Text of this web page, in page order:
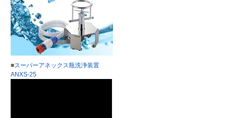
■スーパーアネックス瓶洗浄装置
ANXS-25